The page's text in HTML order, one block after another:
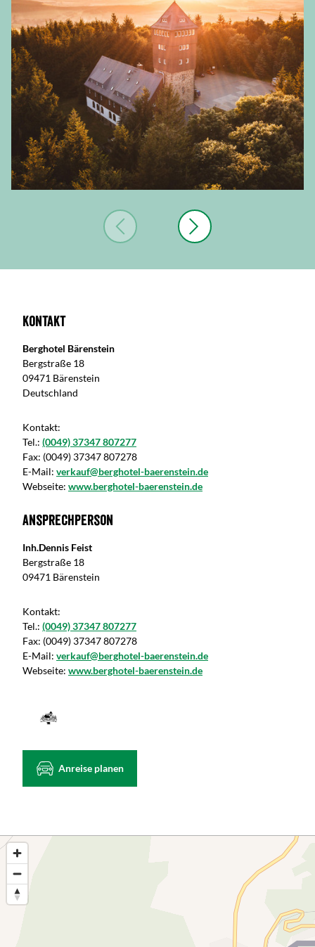
Kontakt
Berghotel Bärenstein
Bergstraße 18
09471 Bärenstein
Deutschland
Kontakt:
Tel.: (0049) 37347 807277
Fax: (0049) 37347 807278
E-Mail: verkauf@berghotel-baerenstein.de
Webseite: www.berghotel-baerenstein.de
Ansprechperson
Inh.Dennis Feist
Bergstraße 18
09471 Bärenstein
Kontakt:
Tel.: (0049) 37347 807277
Fax: (0049) 37347 807278
E-Mail: verkauf@berghotel-baerenstein.de
Webseite: www.berghotel-baerenstein.de
Anreise planen